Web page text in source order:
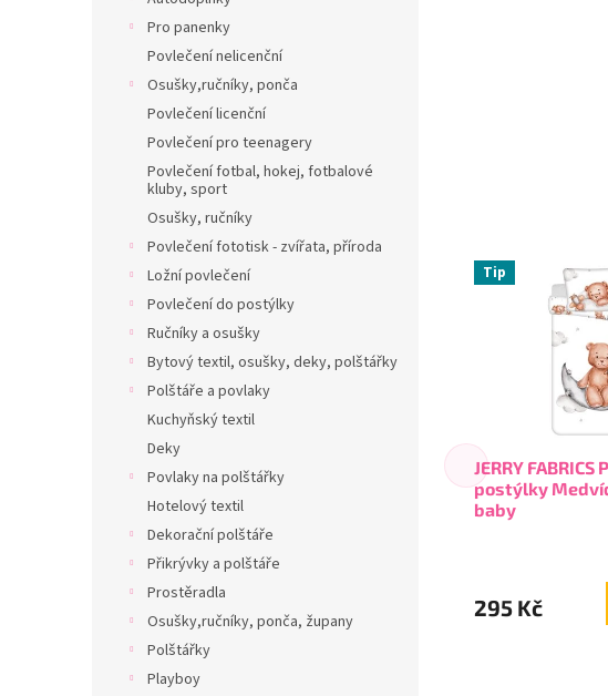
Pro panenky
Povlečení nelicenční
Osušky,ručníky, ponča
Povlečení licenční
Povlečení pro teenagery
Povlečení fotbal, hokej, fotbalové
kluby, sport
Osušky, ručníky
Povlečení fototisk - zvířata, příroda
Ložní povlečení
Povlečení do postýlky
Ručníky a osušky
Bytový textil, osušky, deky, polštářky
Polštáře a povlaky
Kuchyňský textil
Deky
Povlaky na polštářky
Hotelový textil
Dekorační polštáře
Přikrývky a polštáře
Prostěradla
Osušky,ručníky, ponča, župany
Polštářky
Playboy
Tip
JERRY
postýlky
baby
295 Kč